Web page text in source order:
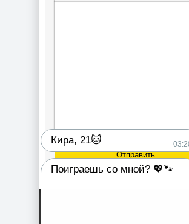
Вставка спойлера
Отправить
Кира, 21🐱
Поиграешь со мной? 💖🐾